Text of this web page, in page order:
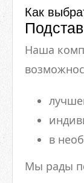
Как
Наша
в
Мы рады